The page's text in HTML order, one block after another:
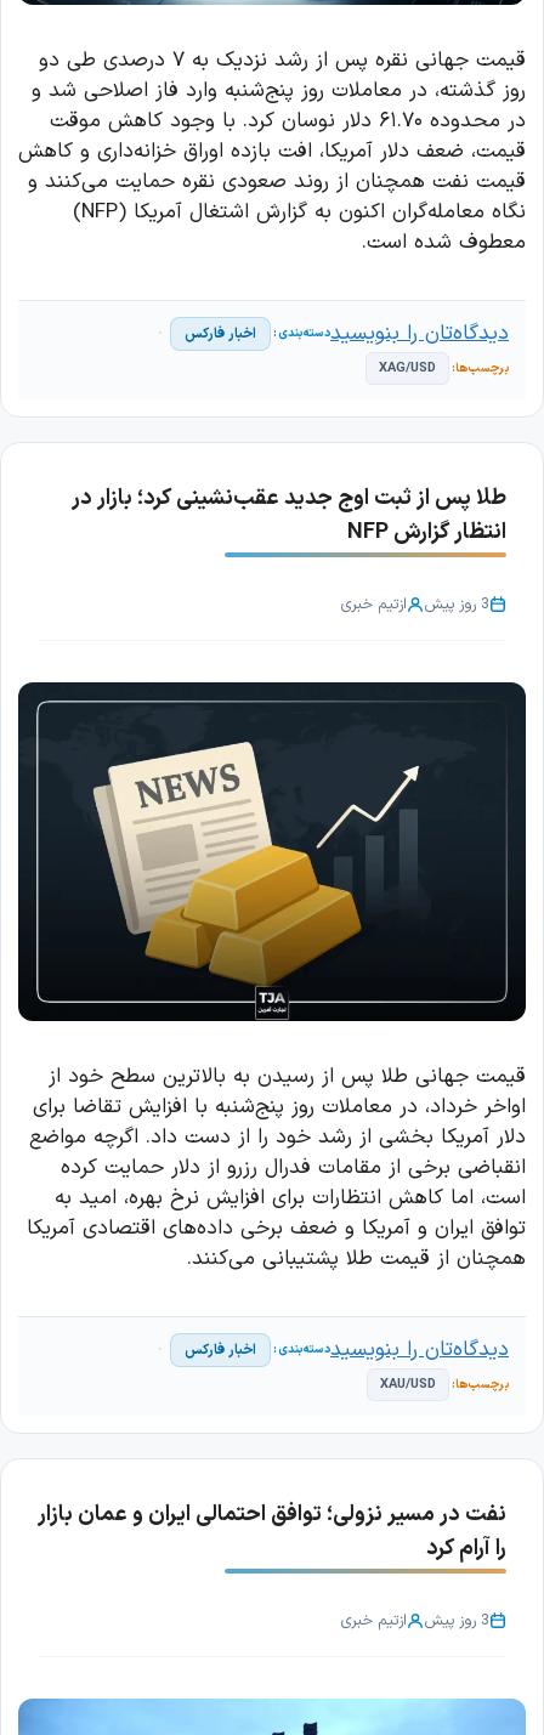
قیمت جهانی نقره پس از رشد نزدیک به ۷ درصدی طی دو
روز گذشته، در معاملات روز پنج‌شنبه وارد فاز اصلاحی شد و
در محدوده ۶۱.۷۰ دلار نوسان کرد. با وجود کاهش موقت
قیمت، ضعف دلار آمریکا، افت بازده اوراق خزانه‌داری و کاهش
قیمت نفت همچنان از روند صعودی نقره حمایت می‌کنند و
نگاه معامله‌گران اکنون به گزارش اشتغال آمریکا (NFP)
معطوف شده است.
اخبار فارکس
XAG/USD
دیدگاه‌تان را بنویسید
طلا پس از ثبت اوج جدید عقب‌نشینی کرد؛ بازار در
انتظار گزارش NFP
3 روز پیش ازتیم خبری
قیمت جهانی طلا پس از رسیدن به بالاترین سطح خود از
اواخر خرداد، در معاملات روز پنج‌شنبه با افزایش تقاضا برای
دلار آمریکا بخشی از رشد خود را از دست داد. اگرچه مواضع
انقباضی برخی از مقامات فدرال رزرو از دلار حمایت کرده
است، اما کاهش انتظارات برای افزایش نرخ بهره، امید به
توافق ایران و آمریکا و ضعف برخی داده‌های اقتصادی آمریکا
همچنان از قیمت طلا پشتیبانی می‌کنند.
اخبار فارکس
XAU/USD
دیدگاه‌تان را بنویسید
نفت در مسیر نزولی؛ توافق احتمالی ایران و عمان بازار
را آرام کرد
3 روز پیش ازتیم خبری